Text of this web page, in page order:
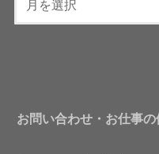
お問い合わせ・お仕事